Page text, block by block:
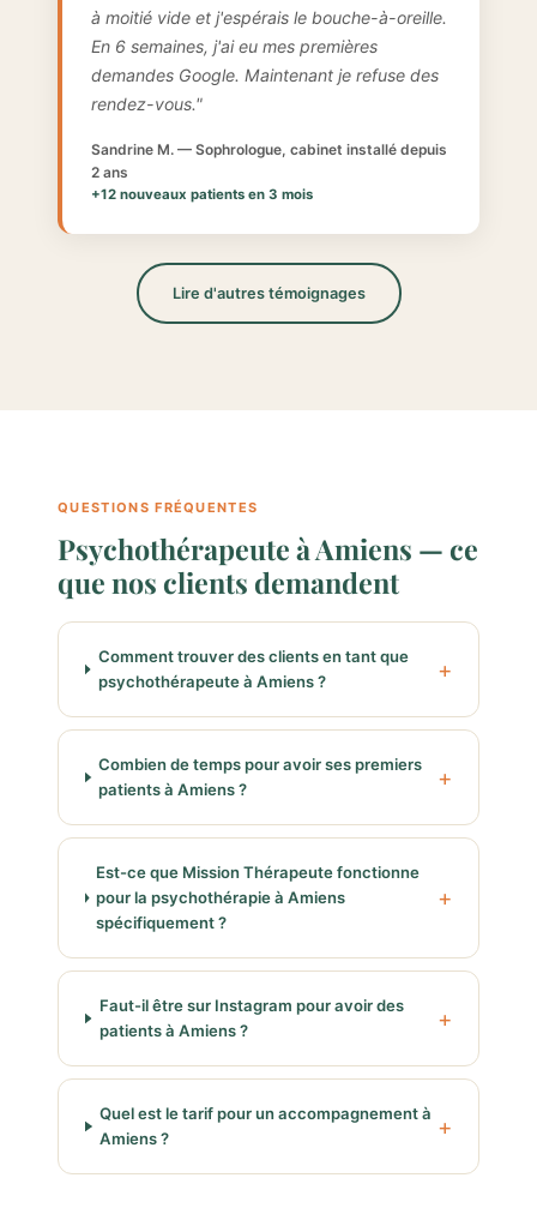
à moitié vide et j'espérais le bouche-à-oreille.
En 6 semaines, j'ai eu mes premières
demandes Google. Maintenant je refuse des
rendez-vous."
Sandrine M. — Sophrologue, cabinet installé depuis
2 ans
+12 nouveaux patients en 3 mois
Lire d'autres témoignages
QUESTIONS FRÉQUENTES
Psychothérapeute à Amiens — ce
que nos clients demandent
Comment trouver des clients en tant que
psychothérapeute à Amiens ?
Combien de temps pour avoir ses premiers
patients à Amiens ?
Est-ce que Mission Thérapeute fonctionne
pour la psychothérapie à Amiens
spécifiquement ?
Faut-il être sur Instagram pour avoir des
patients à Amiens ?
Quel est le tarif pour un accompagnement à
Amiens ?